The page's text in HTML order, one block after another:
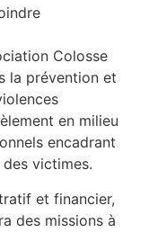
Colosse
la prévention et
en milieu
encadrant
des victimes.
et financier,
des missions à